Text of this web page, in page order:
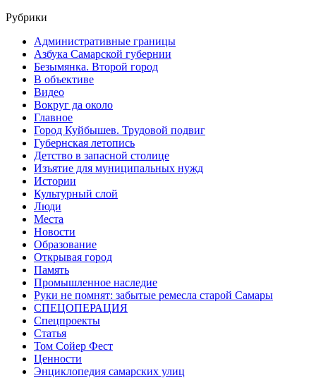
Рубрики
Административные границы
Азбука Самарской губернии
Безымянка. Второй город
В объективе
Видео
Вокруг да около
Главное
Город Куйбышев. Трудовой подвиг
Губернская летопись
Детство в запасной столице
Изъятие для муниципальных нужд
Истории
Культурный слой
Люди
Места
Новости
Образование
Открывая город
Память
Промышленное наследие
Руки не помнят: забытые ремесла старой Самары
СПЕЦОПЕРАЦИЯ
Спецпроекты
Статья
Том Сойер Фест
Ценности
Энциклопедия самарских улиц